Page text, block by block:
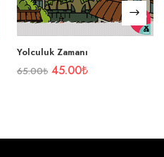
Yolculuk Zamanı
65.00₺ 45.00₺